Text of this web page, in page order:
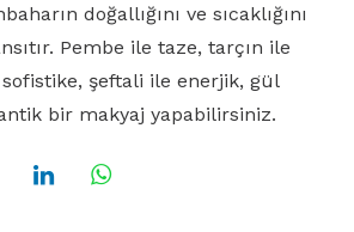
doğallığını ve sıcaklığını
Pembe ile taze, tarçın ile
sofistike, şeftali ile enerjik, gül
bir makyaj yapabilirsiniz.